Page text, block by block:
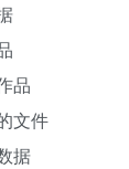
品
文件
据